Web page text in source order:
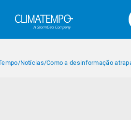
/Notícias/Como a desinformação